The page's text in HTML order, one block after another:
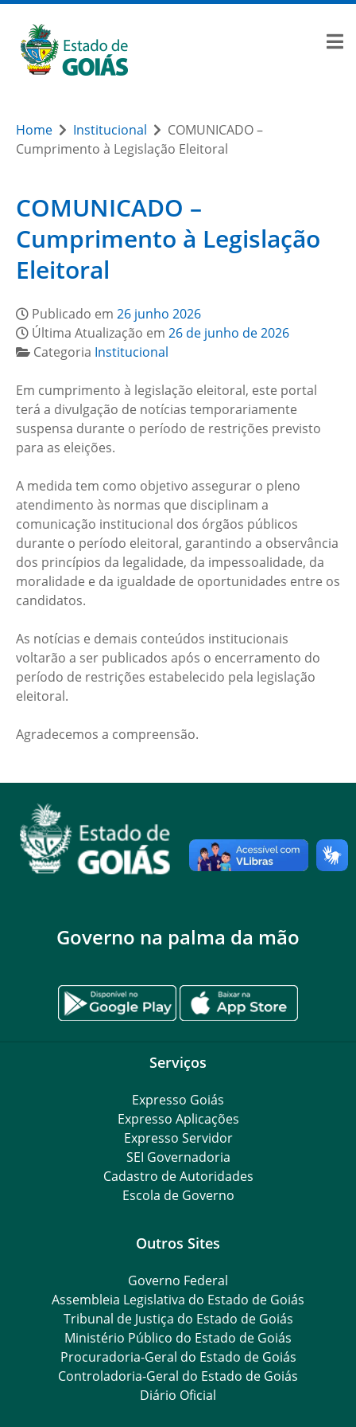
Home Institucional
COMUNICADO –
Cumprimento à Legislação Eleitoral
COMUNICADO –
Cumprimento à Legislação
Eleitoral
Publicado em 26 junho 2026
Última Atualização em 26 de junho de 2026
Categoria Institucional
Em cumprimento à legislação eleitoral, este portal
terá a divulgação de notícias temporariamente
suspensa durante o período de restrições previsto
para as eleições.
A medida tem como objetivo assegurar o pleno
atendimento às normas que disciplinam a
comunicação institucional dos órgãos públicos
durante o período eleitoral, garantindo a observância
dos princípios da legalidade, da impessoalidade, da
moralidade e da igualdade de oportunidades entre os
candidatos.
As notícias e demais conteúdos institucionais
voltarão a ser publicados após o encerramento do
período de restrições estabelecido pela legislação
eleitoral.
Agradecemos a compreensão.
Governo na palma da mão
Serviços
Expresso Goiás
Expresso Aplicações
Expresso Servidor
SEI Governadoria
Cadastro de Autoridades
Escola de Governo
Outros Sites
Governo Federal
Assembleia Legislativa do Estado de Goiás
Tribunal de Justiça do Estado de Goiás
Ministério Público do Estado de Goiás
Procuradoria-Geral do Estado de Goiás
Controladoria-Geral do Estado de Goiás
Diário Oficial